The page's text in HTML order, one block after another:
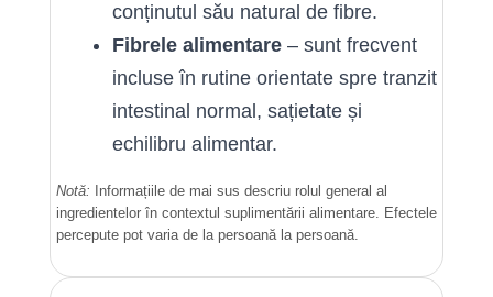
conținutul său natural de fibre.
Fibrele alimentare – sunt frecvent
incluse în rutine orientate spre tranzit
intestinal normal, sațietate și
echilibru alimentar.
Notă: Informațiile de mai sus descriu rolul general al
ingredientelor în contextul suplimentării alimentare. Efectele
percepute pot varia de la persoană la persoană.